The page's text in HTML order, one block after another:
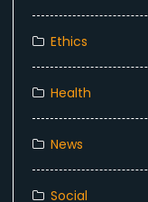
Ethics
Health
News
Social